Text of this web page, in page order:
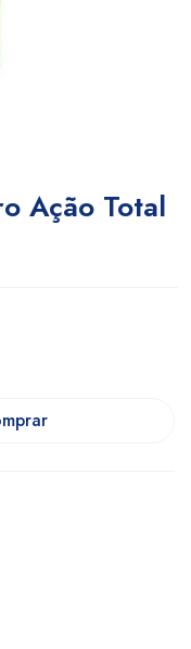
Ação Total